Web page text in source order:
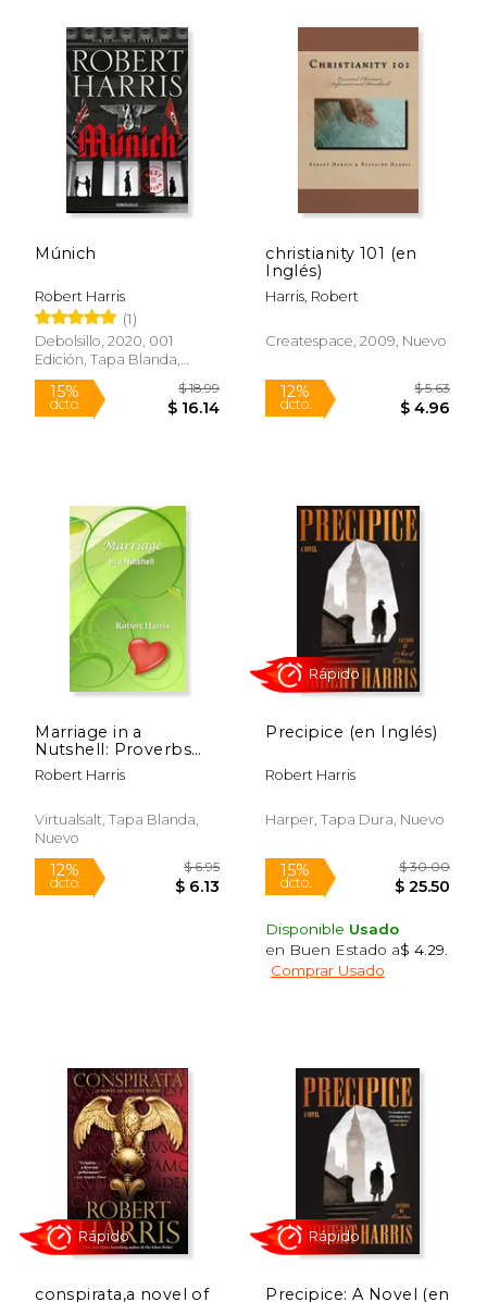
Rápido
Múnich
Robert Harris
(1)
Debolsillo, 2020, 001
Edición, Tapa Blanda,
Nuevo
christianity 101 (en
Inglés)
Harris, Robert
Createspace, 2009, Nuevo
12%
dcto.
Marriage in a
Nutshell: Proverbs
About Marriage
Selected with
the Biblical Book of
Proverbs and Other
Robert Harris
Virtualsalt, Tapa Blanda,
Nuevo
Precipice (en Inglés)
Robert Harris
Harper, Tapa Dura, Nuevo
Disponible Usado
en Buen Estado a$ 4.29
Comprar Usado
conspirata,a novel of
Precipice: A Novel (en